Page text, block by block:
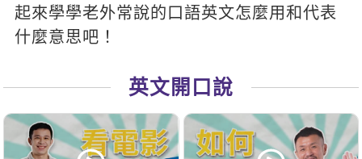
情境閱讀
英文文法技巧
Cengage TED Talks
CNN聽力強化
外語即時通
點讀筆教材
起來學學老外常說的口語英文怎麼用和代表
什麼意思吧！
英文開口說